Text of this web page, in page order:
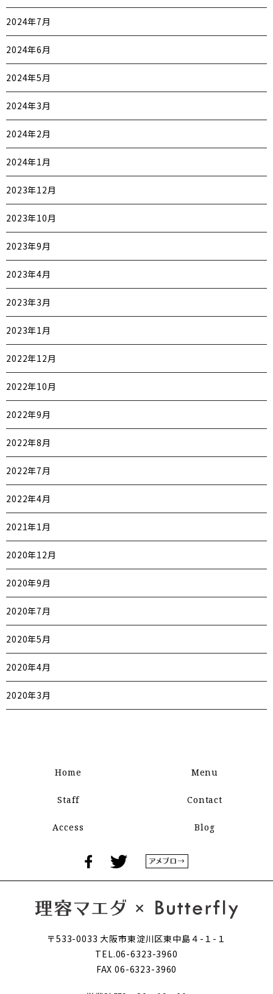
2024年7月
2024年6月
2024年5月
2024年3月
2024年2月
2024年1月
2023年12月
2023年10月
2023年9月
2023年4月
2023年3月
2023年1月
2022年12月
2022年10月
2022年9月
2022年8月
2022年7月
2022年4月
2021年1月
2020年12月
2020年9月
2020年7月
2020年5月
2020年4月
2020年3月
Home Menu
Staff Contact
Access Blog
〒533-0033 大阪市東淀川区東中島４-１-１
TEL.06-6323-3960
FAX 06-6323-3960